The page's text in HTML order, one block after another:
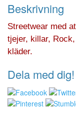
Beskrivning
Streetwear med
tjejer, killar,
kläder.
Dela med dig!